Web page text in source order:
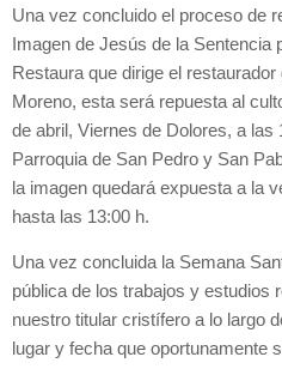
Una vez concluido el proceso de
Imagen de Jesús de la Sentencia
Restaura que dirige el
Moreno, esta será repuesta al
de abril, Viernes de Dolores, a las
Parroquia de San Pedro y San
la imagen quedará expuesta a la
hasta las 13:00 h.
Una vez concluida la Semana
pública de los trabajos y estudios
nuestro titular cristífero a lo largo
lugar y fecha que oportunamente